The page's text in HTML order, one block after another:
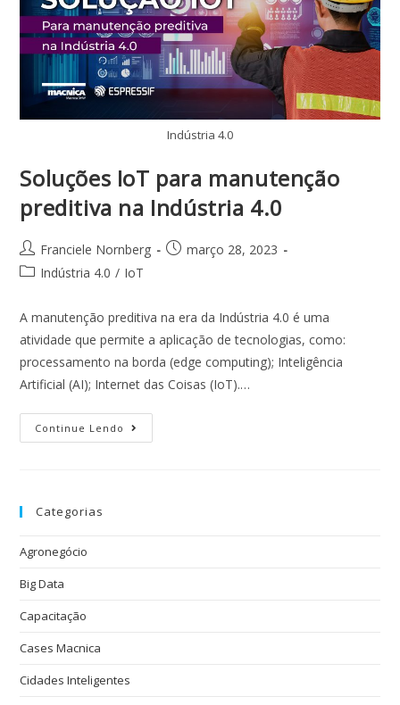
Indústria 4.0
Soluções IoT para manutenção
preditiva na Indústria 4.0
Franciele Nornberg
março 28, 2023
Indústria 4.0 / IoT
A manutenção preditiva na era da Indústria 4.0 é uma
atividade que permite a aplicação de tecnologias, como:
processamento na borda (edge computing); Inteligência
Artificial (AI); Internet das Coisas (IoT).…
Continue Lendo
Categorias
Agronegócio
Big Data
Capacitação
Cases Macnica
Cidades Inteligentes